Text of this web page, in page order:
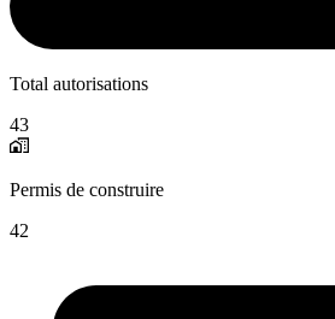
Total autorisations
43
Permis de construire
42